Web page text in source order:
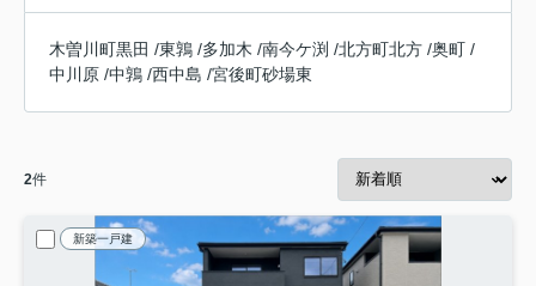
木曽川町黒田 /東鶉 /多加木 /南今ケ渕 /北方町北方 /奥町 /
中川原 /中鶉 /西中島 /宮後町砂場東
2件
新築一戸建